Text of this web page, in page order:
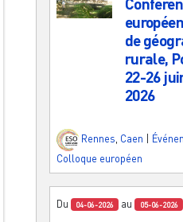
de
rurale,
22-26
2026
Rennes Caen
Colloque européen
Du 04-06-2026 au 05-06-2026